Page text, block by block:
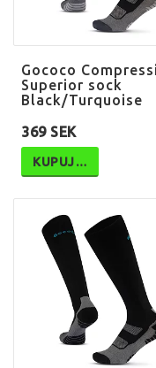
Gococo
Superior sock
Black/Turquoise
369 SEK
KUPUJ…